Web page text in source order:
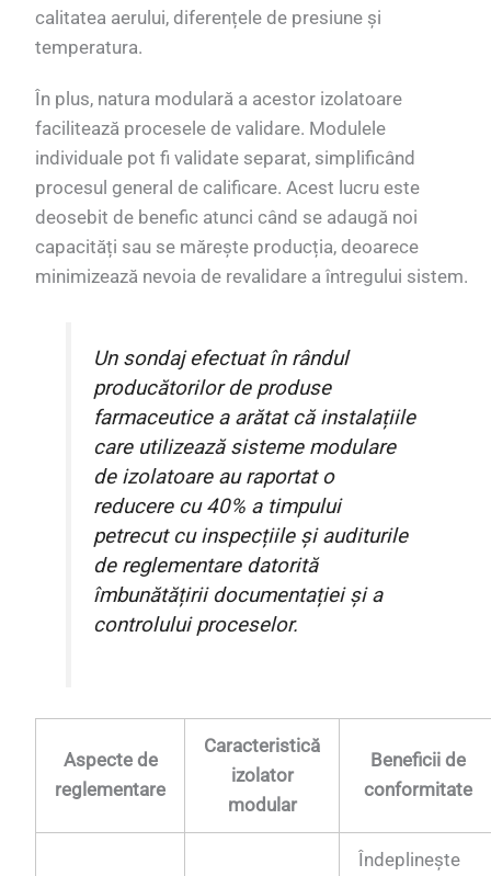
calitatea aerului, diferențele de presiune și
temperatura.
În plus, natura modulară a acestor izolatoare
facilitează procesele de validare. Modulele
individuale pot fi validate separat, simplificând
procesul general de calificare. Acest lucru este
deosebit de benefic atunci când se adaugă noi
capacități sau se mărește producția, deoarece
minimizează nevoia de revalidare a întregului sistem.
Un sondaj efectuat în rândul
producătorilor de produse
farmaceutice a arătat că instalațiile
care utilizează sisteme modulare
de izolatoare au raportat o
reducere cu 40% a timpului
petrecut cu inspecțiile și auditurile
de reglementare datorită
îmbunătățirii documentației și a
controlului proceselor.
Aspecte de
reglementare
Caracteristică
izolator
modular
Beneficii de
conformitate
Îndeplinește